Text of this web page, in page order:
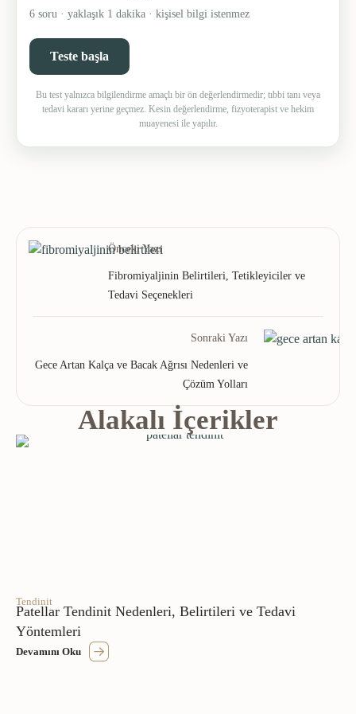
6 soru · yaklaşık 1 dakika · kişisel bilgi istenmez
Teste başla
Bu test yalnızca bilgilendirme amaçlı bir ön değerlendirmedir; tıbbi tanı veya
tedavi kararı yerine geçmez. Kesin değerlendirme, fizyoterapist ve hekim
muayenesi ile yapılır.
Önceki Yazı
Fibromiyaljinin Belirtileri, Tetikleyiciler ve
Tedavi Seçenekleri
Sonraki Yazı
Gece Artan Kalça ve Bacak Ağrısı Nedenleri ve
Çözüm Yolları
Alakalı İçerikler
Tendinit
Patellar Tendinit Nedenleri, Belirtileri ve Tedavi
Yöntemleri
Devamını Oku